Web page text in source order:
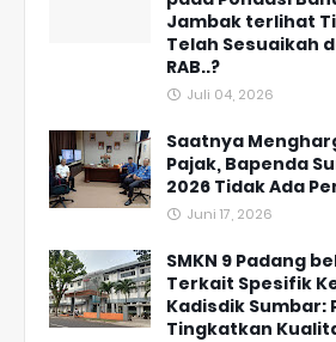
Jambak terlihat
Telah Sesuaikah
RAB..?
Juli 04, 2026
Saatnya
Pajak, Bapenda
2026 Tidak Ada
Juni 17, 2026
SMKN 9 Padang
Terkait Spesifik
Kadisdik
Tingkatkan